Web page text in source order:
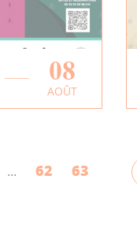
| «
beffroi »
08
AOÛT
... 62 63